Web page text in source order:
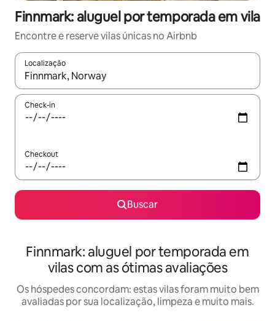
Finnmark: aluguel por temporada em vila
Encontre e reserve vilas únicas no Airbnb
Localização
Quando os resultados estiverem disponíveis, explore-os
Check-in
Checkout
Buscar
Finnmark: aluguel por temporada em
vilas com as ótimas avaliações
Os hóspedes concordam: estas vilas foram muito bem
avaliadas por sua localização, limpeza e muito mais.